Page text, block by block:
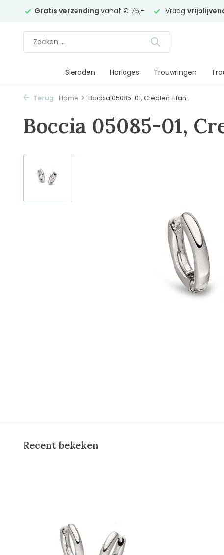
Gratis verzending vanaf € 75,- Vraag
Sieraden Horloges Trouwringen
Terug Home Boccia 05085-01, Creolen Titan...
Boccia 05085-01,
Recent bekeken